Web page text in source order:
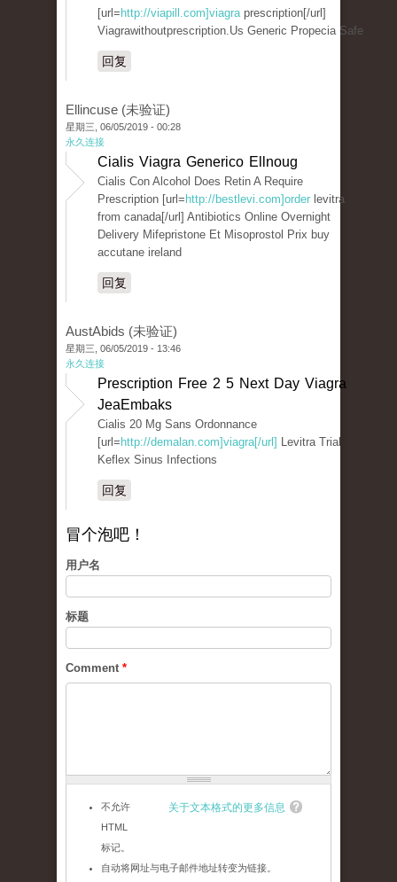
[url= http://viapill.com]viagraprescription[/url]
Viagrawithoutprescription.Us Generic Propecia Safe
回复
Ellincuse (未验证)
星期三, 06/05/2019 - 00:28
永久连接
Cialis Viagra Generico Ellnoug
Cialis Con Alcohol Does Retin A Require
Prescription [url= http://bestlevi.com]order levitra
from canada[/url] Antibiotics Online Overnight
Delivery Mifepristone Et Misoprostol Prix buy
accutane ireland
回复
AustAbids (未验证)
星期三, 06/05/2019 - 13:46
永久连接
Prescription Free 2 5 Next Day Viagra
JeaEmbaks
Cialis 20 Mg Sans Ordonnance
[url= http://demalan.com]viagra[/url] Levitra Trial
Keflex Sinus Infections
回复
冒个泡吧！
用户名
标题
Comment *
关于文本格式的更多信息
不允许
HTML
标记。
自动将网址与电子邮件地址转变为链接。